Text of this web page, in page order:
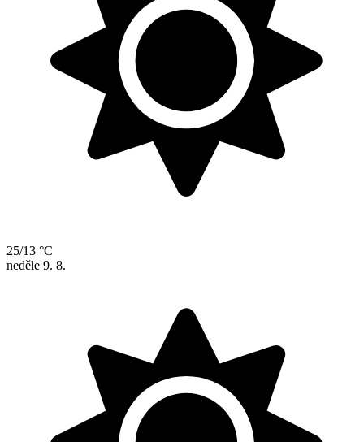
25/13 °C
neděle 9. 8.